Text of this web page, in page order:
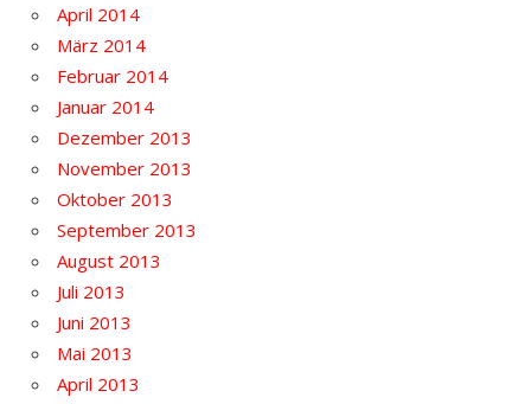
April 2014
März 2014
Februar 2014
Januar 2014
Dezember 2013
November 2013
Oktober 2013
September 2013
August 2013
Juli 2013
Juni 2013
Mai 2013
April 2013